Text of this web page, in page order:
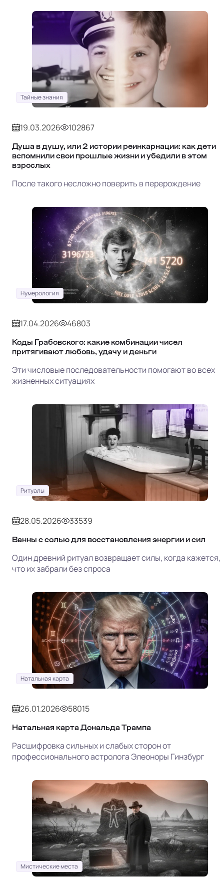
Тайные знания
19.03.2026 102867
Душа в душу, или 2 истории реинкарнации: как дети
вспомнили свои прошлые жизни и убедили в этом
взрослых
После такого несложно поверить в перерождение
Нумерология
17.04.2026 46803
Коды Грабовского: какие комбинации чисел
притягивают любовь, удачу и деньги
Эти числовые последовательности помогают во всех
жизненных ситуациях
Ритуалы
28.05.2026 33539
Ванны с солью для восстановления энергии и сил
Один древний ритуал возвращает силы, когда кажется,
что их забрали без спроса
Натальная карта
26.01.2026 58015
Натальная карта Дональда Трампа
Расшифровка сильных и слабых сторон от
профессионального астролога Элеоноры Гинзбург
Мистические места